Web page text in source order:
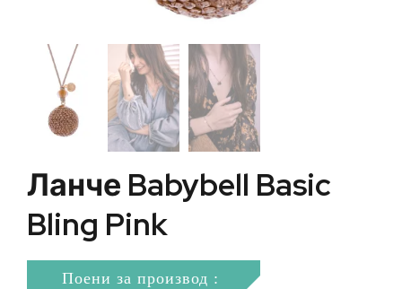
Ланче Babybell Basic
Bling Pink
Поени за производ :